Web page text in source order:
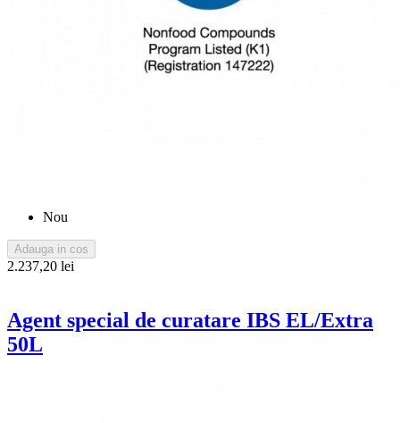
Nou
Adauga in cos
2.237,20 lei
Agent special de curatare IBS EL/Extra
50L